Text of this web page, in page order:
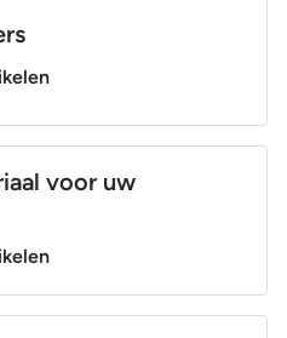
voor uw